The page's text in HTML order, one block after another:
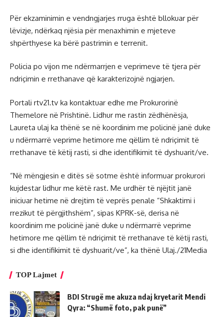
Për ekzaminimin e vendngjarjes rruga është bllokuar për
lëvizje, ndërkaq njësia për menaxhimin e mjeteve
shpërthyese ka bërë pastrimin e terrenit.
Policia po vijon me ndërmarrjen e veprimeve të tjera për
ndriçimin e rrethanave që karakterizojnë ngjarjen.
Portali rtv21.tv ka kontaktuar edhe me Prokurorinë
Themelore në Prishtinë. Lidhur me rastin zëdhënësja,
Laureta ulaj ka thënë se në koordinim me policinë janë duke
u ndërmarrë veprime hetimore me qëllim të ndriçimit të
rrethanave të këtij rasti, si dhe identifikimit të dyshuarit/ve.
“Në mëngjesin e ditës së sotme është informuar prokurori
kujdestar lidhur me këtë rast. Me urdhër të njëjtit janë
iniciuar hetime në drejtim të veprës penale “Shkaktimi i
rrezikut të përgjithshëm”, sipas KPRK-së, derisa në
koordinim me policinë janë duke u ndërmarrë veprime
hetimore me qëllim të ndriçimit të rrethanave të këtij rasti,
si dhe identifikimit të dyshuarit/ve”, ka thënë Ulaj./21Media
TOP Lajmet
BDI Strugë me akuza ndaj kryetarit Mendi
Qyra: “Shumë foto, pak punë”